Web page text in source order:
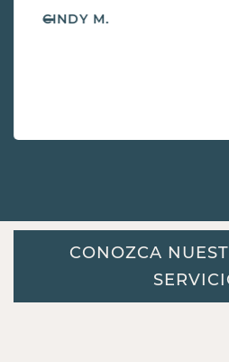
-
CINDY M.
CONOZCA